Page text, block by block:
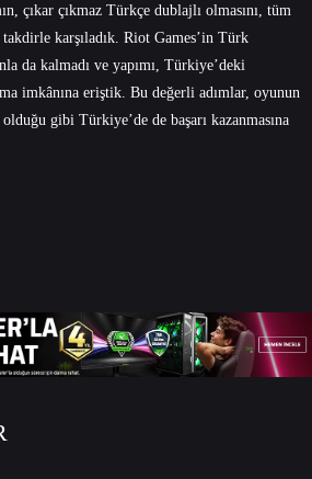
çıkar çıkmaz Türkçe dublajlı olmasını, tüm
karşıladık. Riot Games’in Türk
da kalmadı ve yapımı, Türkiye’deki
imkânına eriştik. Bu değerli adımlar, oyunun
gibi Türkiye’de de başarı kazanmasına